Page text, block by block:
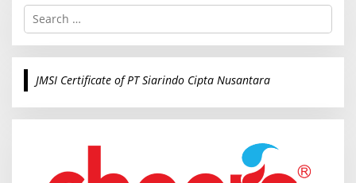
S
r
c
o
JMSI Certificate of PT Siarindo Cipta Nusantara